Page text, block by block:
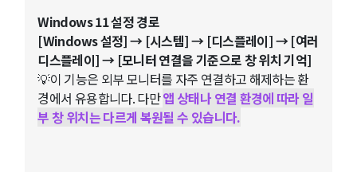
Windows 11 설정 경로
[Windows 설정] → [시스템] → [디스플레이] → [여러
디스플레이] → [모니터 연결을 기준으로 창 위치 기억]
💡이 기능은 외부 모니터를 자주 연결하고 해제하는 환
경에서 유용합니다. 다만앱 상태나 연결 환경에 따라 일
부 창 위치는 다르게 복원될 수 있습니다.